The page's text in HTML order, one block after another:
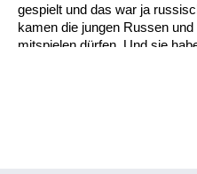
gespielt und das war ja
kamen die jungen Russen
mitspielen dürfen. Und sie
Freunde von ihr erlebt haben.